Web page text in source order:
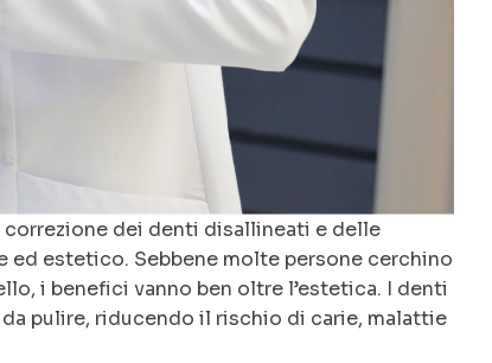
dei denti disallineati e delle
ed estetico. Sebbene molte persone cerchino
i benefici vanno ben oltre l’estetica. I denti
pulire, riducendo il rischio di carie, malattie